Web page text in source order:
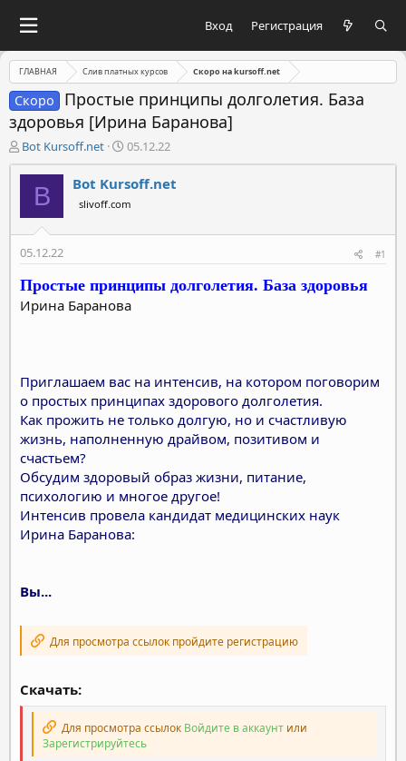
Вход Регистрация
ГЛАВНАЯ Слив платных курсов Скоро на kursoff.net
Скоро
Простые принципы долголетия. База
здоровья [Ирина Баранова]
А
в
т
м
ы
Bot Kursoff.net
Д
а
т
а
н
а
а
05.12.22
B Bot Kursoff.net
slivoff.com
05.12.22 #1
Простые принципы долголетия. База здоровья
Ирина Баранова
Приглашаем вас на интенсив, на котором поговорим
о простых принципах здорового долголетия.
Как прожить не только долгую, но и счастливую
жизнь, наполненную драйвом, позитивом и
счастьем?
Обсудим здоровый образ жизни, питание,
психологию и многое другое!
Интенсив провела кандидат медицинских наук
Ирина Баранова:
Вы...
Для просмотра ссылок пройдите регистрацию
Скачать:
Для просмотра ссылок Войдите в аккаунт или
Зарегистрируйтесь